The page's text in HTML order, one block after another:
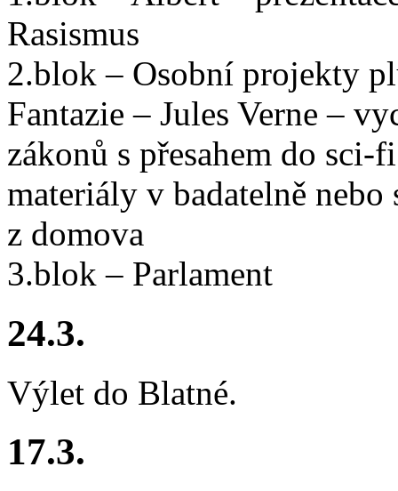
Rasismus
2.blok – Osobní projekty
Fantazie – Jules Verne –
zákonů s přesahem do
materiály v badatelně
z domova
3.blok – Parlament
24.3.
Výlet do Blatné.
17.3.